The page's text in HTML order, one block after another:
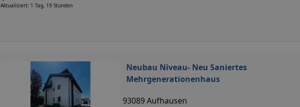
Aktualisiert: 1 Tag, 19 Stunden
Neubau Niveau- Neu Saniertes
Mehrgenerationenhaus
93089 Aufhausen